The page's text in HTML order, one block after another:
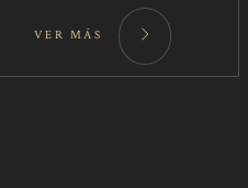
VER MÁS